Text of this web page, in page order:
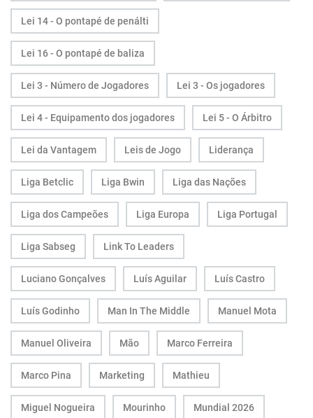
Lei 14 - O pontapé de penálti
Lei 16 - O pontapé de baliza
Lei 3 - Número de Jogadores Lei 3 - Os jogadores
Lei 4 - Equipamento dos jogadores Lei 5 - O Árbitro
Lei da Vantagem Leis de Jogo Liderança
Liga Betclic Liga Bwin Liga das Nações
Liga dos Campeões Liga Europa Liga Portugal
Liga Sabseg Link To Leaders
Luciano Gonçalves Luís Aguilar Luís Castro
Luís Godinho Man In The Middle Manuel Mota
Manuel Oliveira Mão Marco Ferreira
Marco Pina Marketing Mathieu
Miguel Nogueira Mourinho Mundial 2026